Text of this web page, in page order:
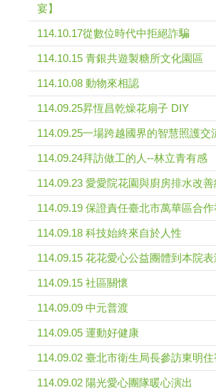
宴】
114.10.17從數位時代中拒絕詐騙
114.10.15 青銀共遊製糖所文化園區
114.10.08 動物來相認
114.09.25昇恆昌乾燥花扇子 DIY
114.09.25一場跨越國界的智慧照護交
114.09.24拜訪做工的人--林立青有感
114.09.23 愛愛院花園與廚房排水改
114.09.19 保證責任臺北市萬華區合
114.09.18 科技始終來自於人性
114.09.15 花花愛心公益團體到本院表
114.09.15 社區關懷
114.09.09 中元普渡
114.09.05 運動好健康
114.09.02 臺北市衛生局長參訪東明
114.09.02 陽光愛心團隊暖心演出